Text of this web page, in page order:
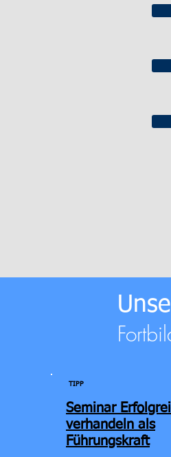
TIPP
Seminar
verhandeln als
Führungskraft